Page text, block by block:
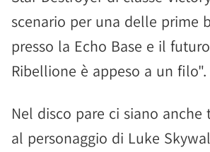
scenario per una delle prime
presso la Echo Base e il
Ribellione è appeso a un filo".
Nel disco pare ci siano anche
al personaggio di Luke